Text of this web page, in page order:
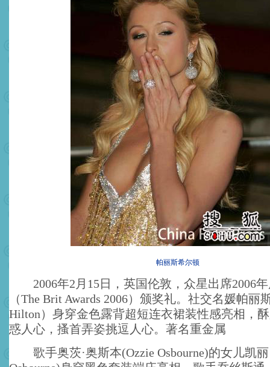
帕丽斯希尔顿
2006年2月15日，英国伦敦，众星出席2006年
（The Brit Awards 2006）颁奖礼。社交名媛帕丽
Hilton）身穿金色露背超短连衣裙装性感亮相，
惑人心，搔首弄姿挑逗人心。著名重金属
歌手奥茨·奥斯本(Ozzie Osbourne)的女儿凯